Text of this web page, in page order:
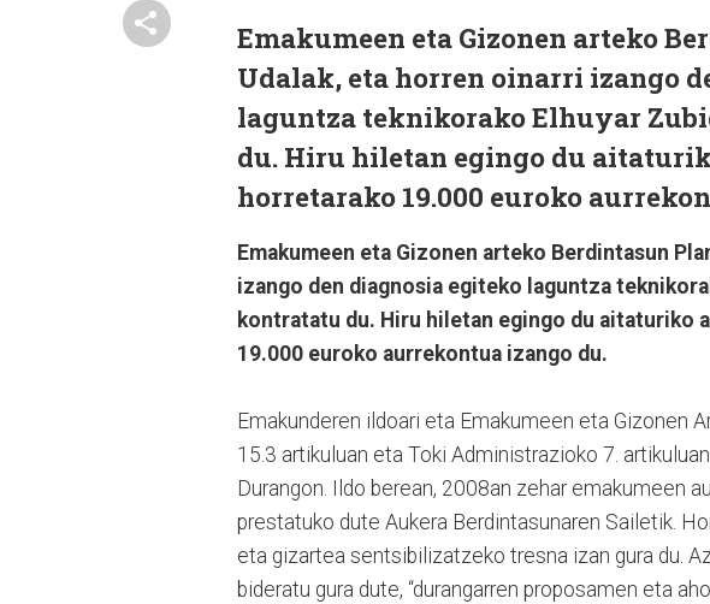
Emakumeen eta Gizonen arteko
Udalak, eta horren oinarri izango
laguntza teknikorako Elhuyar
du. Hiru hiletan egingo du
horretarako 19.000 euroko
Emakumeen eta Gizonen arteko Berdintasun
izango den diagnosia egiteko laguntza
kontratatu du. Hiru hiletan egingo du aitaturiko
19.000 euroko aurrekontua izango du.
Emakunderen ildoari eta Emakumeen eta Gizonen
15.3 artikuluan eta Toki Administrazioko 7.
Durangon. Ildo berean, 2008an zehar emakumeen
prestatuko dute Aukera Berdintasunaren Sailetik.
eta gizartea sentsibilizatzeko tresna izan gura du.
bideratu gura dute, “durangarren proposamen eta